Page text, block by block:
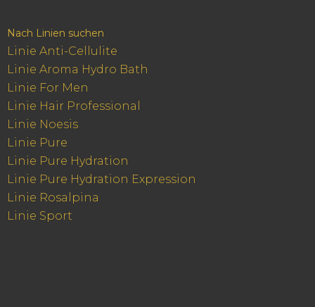
Nach Linien suchen
Linie Anti-Cellulite
Linie Aroma Hydro Bath
Linie For Men
Linie Hair Professional
Linie Noesis
Linie Pure
Linie Pure Hydration
Linie Pure Hydration Expression
Linie Rosalpina
Linie Sport